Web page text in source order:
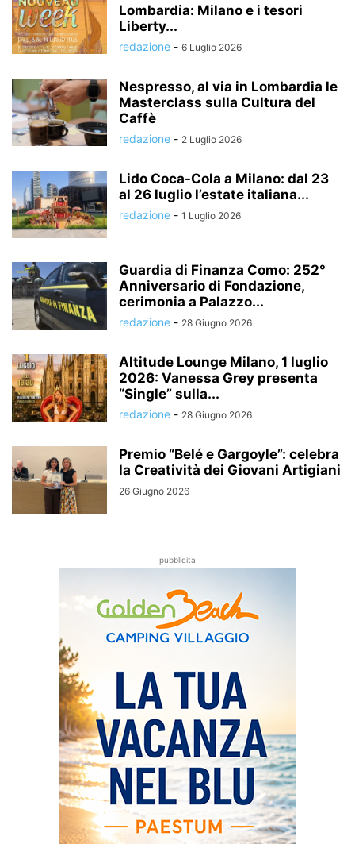
Lombardia: Milano e i tesori
Liberty...
redazione - 6 Luglio 2026
Nespresso, al via in Lombardia le
Masterclass sulla Cultura del
Caffè
redazione - 2 Luglio 2026
Lido Coca-Cola a Milano: dal 23
al 26 luglio l’estate italiana...
redazione - 1 Luglio 2026
Guardia di Finanza Como: 252°
Anniversario di Fondazione,
cerimonia a Palazzo...
redazione - 28 Giugno 2026
Altitude Lounge Milano, 1 luglio
2026: Vanessa Grey presenta
“Single” sulla...
redazione - 28 Giugno 2026
Premio “Belé e Gargoyle”: celebra
la Creatività dei Giovani Artigiani
26 Giugno 2026
pubblicità